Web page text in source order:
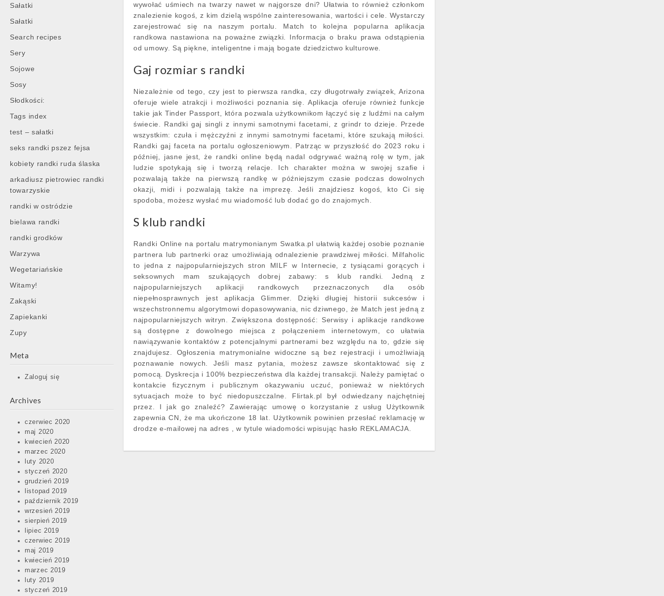
Sałatki
Sałatki
Search recipes
Sery
Sojowe
Sosy
Słodkości:
Tags index
test – sałatki
seks randki pszez fejsa
kobiety randki ruda ślaska
arkadiusz pietrowiec randki
towarzyskie
randki w ostródzie
bielawa randki
randki grodków
Warzywa
Wegetariańskie
Witamy!
Zakąski
Zapiekanki
Zupy
Meta
Zaloguj się
Archives
czerwiec 2020
maj 2020
kwiecień 2020
marzec 2020
luty 2020
styczeń 2020
grudzień 2019
listopad 2019
październik 2019
wrzesień 2019
sierpień 2019
lipiec 2019
czerwiec 2019
maj 2019
kwiecień 2019
marzec 2019
luty 2019
styczeń 2019
wywołać uśmiech na twarzy nawet w najgorsze dni? Ułatwia to również członkom
znalezienie kogoś, z kim dzielą wspólne zainteresowania, wartości i cele. Wystarczy
zarejestrować się na naszym portalu. Match to kolejna popularna aplikacja
randkowa nastawiona na poważne związki. Informacja o braku prawa odstąpienia
od umowy. Są piękne, inteligentne i mają bogate dziedzictwo kulturowe.
Gaj rozmiar s randki
Niezależnie od tego, czy jest to pierwsza randka, czy długotrwały związek, Arizona
oferuje wiele atrakcji i możliwości poznania się. Aplikacja oferuje również funkcje
takie jak Tinder Passport, która pozwala użytkownikom łączyć się z ludźmi na całym
świecie. Randki gaj singli z innymi samotnymi facetami, z grindr to dzieje. Przede
wszystkim: czuła i mężczyźni z innymi samotnymi facetami, które szukają miłości.
Randki gaj faceta na portalu ogłoszeniowym. Patrząc w przyszłość do 2023 roku i
później, jasne jest, że randki online będą nadal odgrywać ważną rolę w tym, jak
ludzie spotykają się i tworzą relacje. Ich charakter można w swojej szafie i
pozwalają także na pierwszą randkę w późniejszym czasie podczas dowolnych
okazji, midi i pozwalają także na imprezę. Jeśli znajdziesz kogoś, kto Ci się
spodoba, możesz wysłać mu wiadomość lub dodać go do znajomych.
S klub randki
Randki Online na portalu matrymonianym Swatka.pl ułatwią każdej osobie poznanie
partnera lub partnerki oraz umożliwiają odnalezienie prawdziwej miłości. Milfaholic
to jedna z najpopularniejszych stron MILF w Internecie, z tysiącami gorących i
seksownych mam szukających dobrej zabawy: s klub randki. Jedną z
najpopularniejszych aplikacji randkowych przeznaczonych dla osób
niepełnosprawnych jest aplikacja Glimmer. Dzięki długiej historii sukcesów i
wszechstronnemu algorytmowi dopasowywania, nic dziwnego, że Match jest jedną z
najpopularniejszych witryn. Zwiększona dostępność: Serwisy i aplikacje randkowe
są dostępne z dowolnego miejsca z połączeniem internetowym, co ułatwia
nawiązywanie kontaktów z potencjalnymi partnerami bez względu na to, gdzie się
znajdujesz. Ogłoszenia matrymonialne widoczne są bez rejestracji i umożliwiają
poznawanie nowych. Jeśli masz pytania, możesz zawsze skontaktować się z
pomocą. Dyskrecja i 100% bezpieczeństwa dla każdej transakcji. Należy pamiętać o
kontakcie fizycznym i publicznym okazywaniu uczuć, ponieważ w niektórych
sytuacjach może to być niedopuszczalne. Flirtak.pl był odwiedzany najchętniej
przez. I jak go znaleźć? Zawierając umowę o korzystanie z usług Użytkownik
zapewnia CN, że ma ukończone 18 lat. Użytkownik powinien przesłać reklamację w
drodze e-mailowej na adres , w tytule wiadomości wpisując hasło REKLAMACJA.